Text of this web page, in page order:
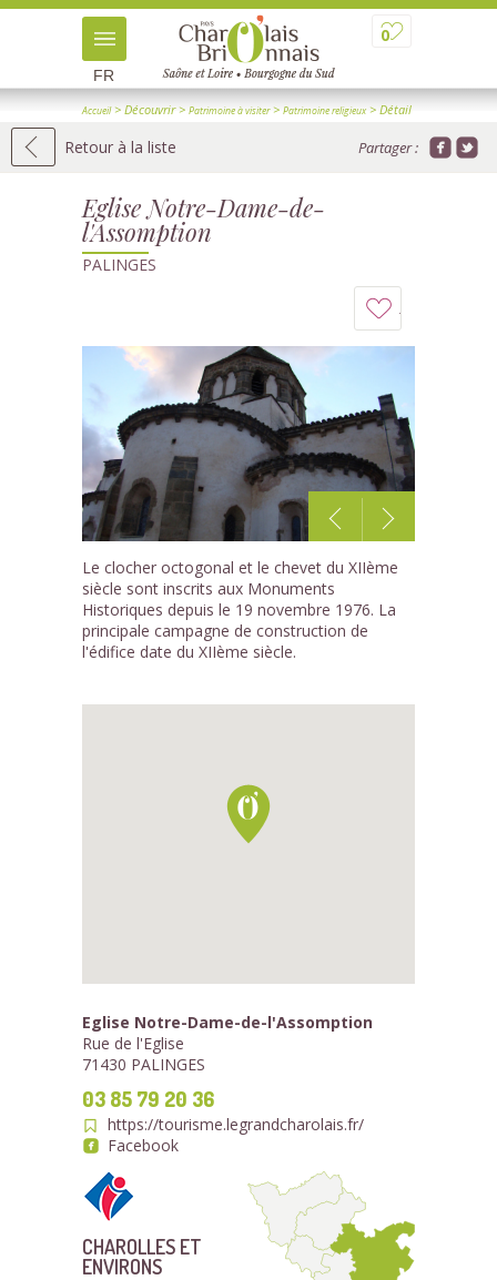
0
FR
Accueil> Découvrir> Patrimoine à visiter> Patrimoine religieux> Détail
Retour à la liste Partager :
Eglise Notre-Dame-de-
l'Assomption
PALINGES
à
carnet
1 /1
Le clocher octogonal et le chevet du XIIème
siècle sont inscrits aux Monuments
Historiques depuis le 19 novembre 1976. La
principale campagne de construction de
l'édifice date du XIIème siècle.
Eglise Notre-Dame-de-l'Assomption
Rue de l'Eglise
71430 PALINGES
03 85 79 20 36
https://tourisme.legrandcharolais.fr/
Facebook
CHAROLLES ET
ENVIRONS